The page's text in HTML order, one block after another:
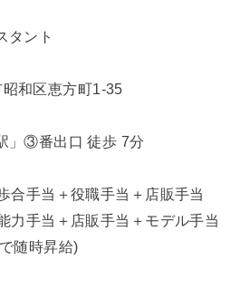
タント
和区恵方町1-35
」③番出口 徒歩 7分
合手当＋役職手当＋店販手当
力手当＋店販手当＋モデル手当
随時昇給)